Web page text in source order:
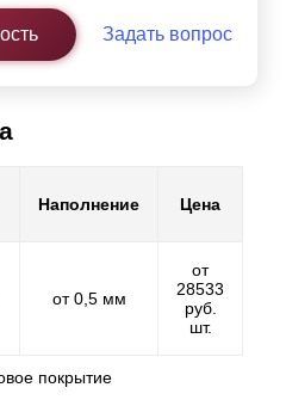
Задать вопрос
Наполнение Цена
от 0,5 мм
от
28533
руб.
шт.
покрытие